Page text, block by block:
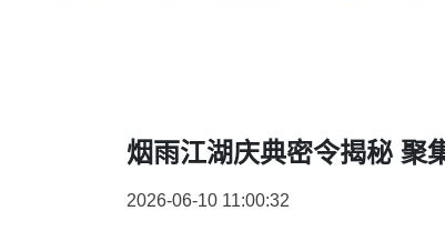
烟雨江湖庆典密令揭秘 聚
2026-06-10 11:00:32